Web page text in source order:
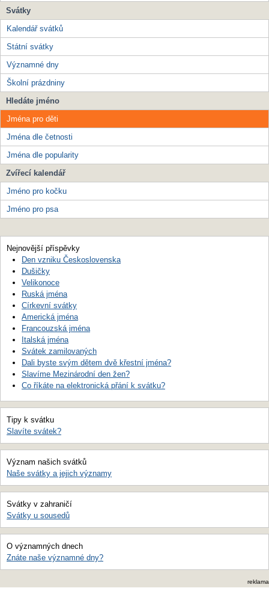
Svátky
Kalendář svátků
Státní svátky
Významné dny
Školní prázdniny
Hledáte jméno
Jména pro děti
Jména dle četnosti
Jména dle popularity
Zvířecí kalendář
Jméno pro kočku
Jméno pro psa
Nejnovější příspěvky
Den vzniku Československa
Dušičky
Velikonoce
Ruská jména
Církevní svátky
Americká jména
Francouzská jména
Italská jména
Svátek zamilovaných
Dali byste svým dětem dvě křestní jména?
Slavíme Mezinárodní den žen?
Co říkáte na elektronická přání k svátku?
Tipy k svátku
Slavíte svátek?
Význam našich svátků
Naše svátky a jejich významy
Svátky v zahraničí
Svátky u sousedů
O významných dnech
Znáte naše významné dny?
reklama